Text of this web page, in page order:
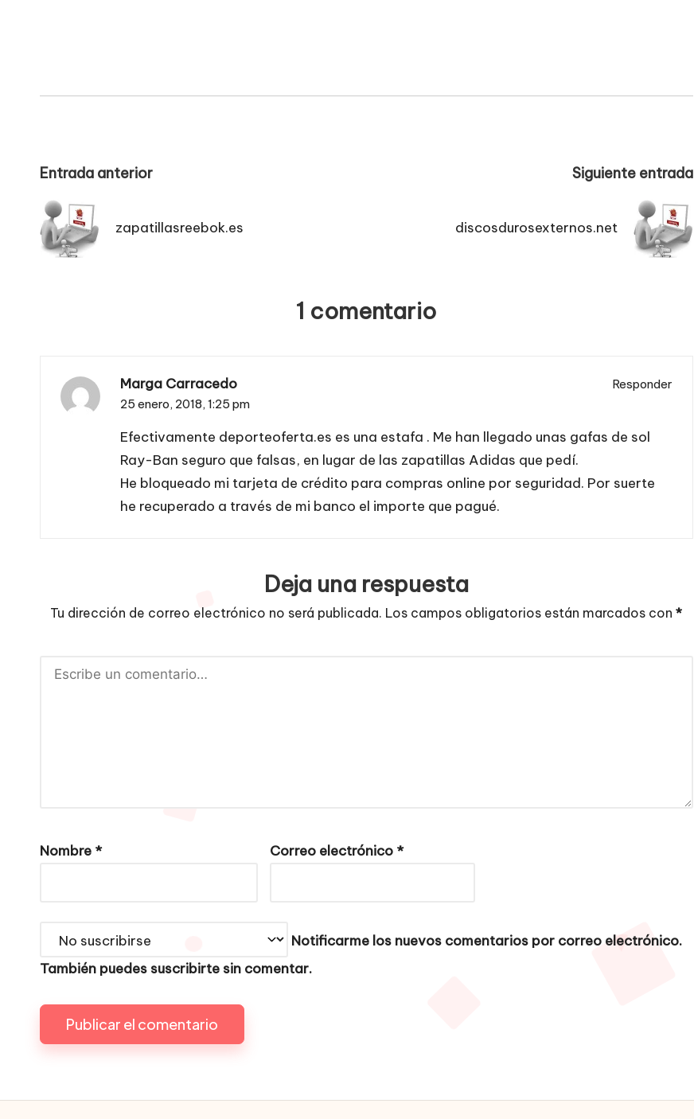
Navegación
de
entradas
Entrada anterior
zapatillasreebok.es
Siguiente entrada
discosdurosexternos.net
1 comentario
Marga Carracedo
Responder
25 enero, 2018, 1:25 pm
Efectivamente deporteoferta.es es una estafa . Me han llegado unas gafas de sol
Ray-Ban seguro que falsas, en lugar de las zapatillas Adidas que pedí.
He bloqueado mi tarjeta de crédito para compras online por seguridad. Por suerte
he recuperado a través de mi banco el importe que pagué.
Deja una respuesta
Tu dirección de correo electrónico no será publicada. Los campos obligatorios están marcados con*
Nombre * Correo electrónico *
Notificarme los nuevos comentarios por correo electrónico.
También puedes suscribirte sin comentar.